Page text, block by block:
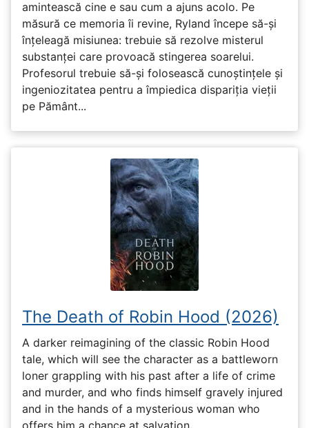
amintească cine e sau cum a ajuns acolo. Pe
măsură ce memoria îi revine, Ryland începe să-și
înțeleagă misiunea: trebuie să rezolve misterul
substanței care provoacă stingerea soarelui.
Profesorul trebuie să-și folosească cunoștințele și
ingeniozitatea pentru a împiedica dispariția vieții
pe Pământ...
The Death of Robin Hood (2026)
A darker reimagining of the classic Robin Hood
tale, which will see the character as a battleworn
loner grappling with his past after a life of crime
and murder, and who finds himself gravely injured
and in the hands of a mysterious woman who
offers him a chance at salvation.